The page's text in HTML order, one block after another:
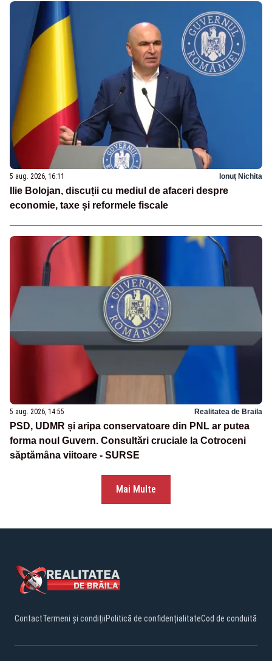
5 aug. 2026, 16:11 Ionuț Nichita
Ilie Bolojan, discuții cu mediul de afaceri despre
economie, taxe și reformele fiscale
5 aug. 2026, 14:55 Realitatea de Braila
PSD, UDMR și aripa conservatoare din PNL ar putea
forma noul Guvern. Consultări cruciale la Cotroceni
săptămâna viitoare - SURSE
Mai Multe
ContactTermeni și condițiiPolitică de confidențialitateCod de conduită